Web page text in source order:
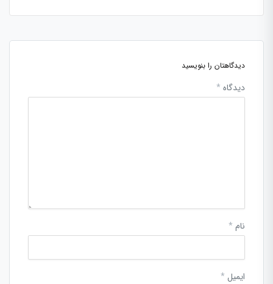
دیدگاهتان را بنویسید
دیدگاه *
نام *
ایمیل *